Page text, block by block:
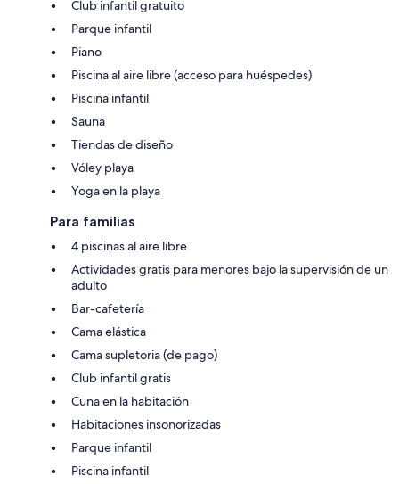
Club infantil gratuito
Parque infantil
Piano
Piscina al aire libre (acceso para huéspedes)
Piscina infantil
Sauna
Tiendas de diseño
Vóley playa
Yoga en la playa
Para familias
4 piscinas al aire libre
Actividades gratis para menores bajo la supervisión de un
adulto
Bar-cafetería
Cama elástica
Cama supletoria (de pago)
Club infantil gratis
Cuna en la habitación
Habitaciones insonorizadas
Parque infantil
Piscina infantil